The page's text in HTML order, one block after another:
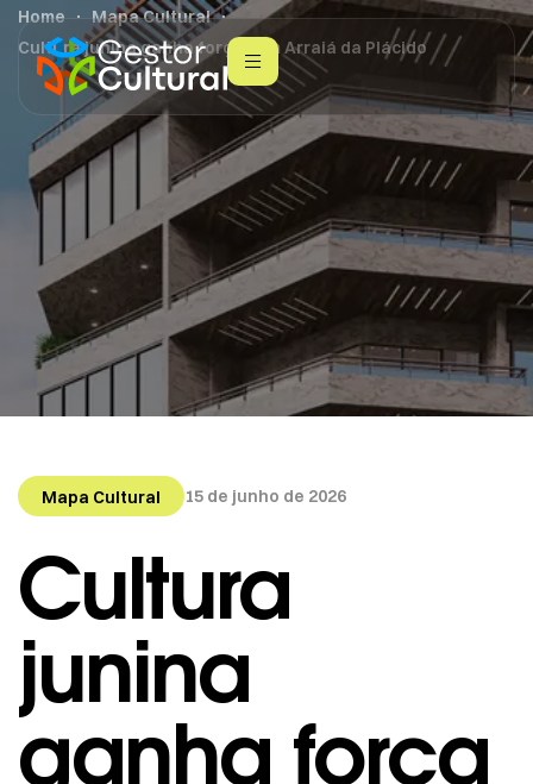
Home
Mapa Cultural
Cultura junina ganha força com Arraiá da Plácido
Mapa Cultural 15 de junho de 2026
Cultura
junina
ganha força